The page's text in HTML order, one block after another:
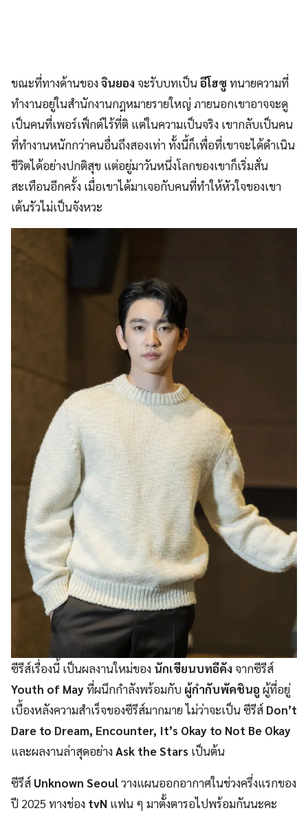
ขณะที่ทางด้านของจินยอง จะรับบทเป็นอีโฮซูทนายความที่
ทำงานอยู่ในสำนักงานกฎหมายรายใหญ่ ภายนอกเขาอาจจะดู
เป็นคนที่เพอร์เฟ็กต์ไร้ที่ติ แต่ในความเป็นจริง เขากลับเป็นคน
ที่ทำงานหนักกว่าคนอื่นถึงสองเท่า ทั้งนี้ก็เพื่อที่เขาจะได้ดำเนิน
ชีวิตได้อย่างปกติสุข แต่อยู่มาวันหนึ่งโลกของเขาก็เริ่มสั่น
สะเทือนอีกครั้ง เมื่อเขาได้มาเจอกับคนที่ทำให้หัวใจของเขา
เต้นรัวไม่เป็นจังหวะ
ซีรีส์เรื่องนี้ เป็นผลงานใหม่ของ นักเขียนบทอีคัง จากซีรีส์
Youth of Mayที่ผนึกกำลังพร้อมกับ ผู้กำกับพัคชินอู ผู้ที่อยู่
เบื้องหลังความสำเร็จของซีรีส์มากมาย ไม่ว่าจะเป็น ซีรีส์ Don’t
Dare to Dream, Encounter, It’s Okay to Not Be Okay
และผลงานล่าสุดอย่างAsk the Stars เป็นต้น
ซีรีส์ Unknown Seoulวางแผนออกอากาศในช่วงครึ่งแรกของ
ปี 2025 ทางช่อง tvN แฟน ๆ มาตั้งตารอไปพร้อมกันนะคะ